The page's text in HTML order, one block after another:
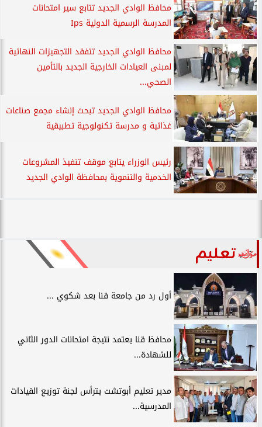
محافظ الوادي الجديد تتابع سير امتحانات
المدرسة الرسمية الدولية Ips
محافظ الوادي الجديد تتفقد التجهيزات النهائية
لمبنى العيادات الخارجية الجديد بالتأمين
الصحي...
محافظ الوادي الجديد تبحث إنشاء مجمع صناعات
غذائية و مدرسة تكنولوجية تطبيقية
رئيس الوزراء يتابع موقف تنفيذ المشروعات
الخدمية والتنموية بمحافظة الوادي الجديد
تعليم
أول رد من جامعة قنا بعد شكوي ...
محافظ قنا يعتمد نتيجة امتحانات الدور الثاني
للشهادة...
مدير تعليم أبوتشت يترأس لجنة توزيع القيادات
المدرسية...